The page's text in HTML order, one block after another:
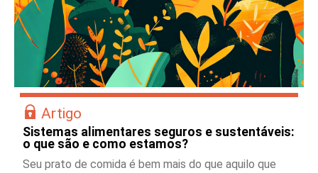
Artigo
Sistemas alimentares seguros e sustentáveis:
o que são e como estamos?
Seu prato de comida é bem mais do que aquilo que